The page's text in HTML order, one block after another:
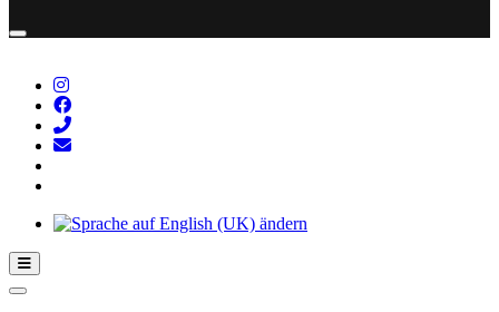
Hamburger Toggle-Menü